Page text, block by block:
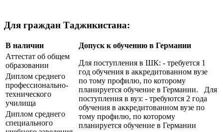
Для граждан Таджикистана:
В наличии
Допуск к обучению в Германии
Аттестат об общем
образовании
Для поступления в ШК: - требуется 1
год обучения в аккредитованном вузе
по тому профилю, по которому
планируется обучение в Германии. Для
поступления в вуз: - требуются 2 года
обучения в аккредитованном вузе по
тому профилю, по которому
планируется обучение в Германии
Диплом среднего
профессионально-
технического
училища
Диплом среднего
специального